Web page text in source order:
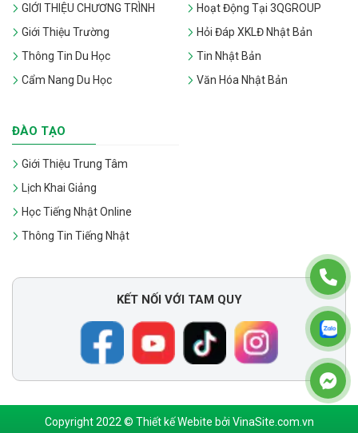
GIỚI THIỆU CHƯƠNG TRÌNH
Giới Thiệu Trường
Thông Tin Du Học
Cẩm Nang Du Học
Hoạt Động Tại 3QGROUP
Hỏi Đáp XKLĐ Nhật Bản
Tin Nhật Bản
Văn Hóa Nhật Bản
ĐÀO TẠO
Giới Thiệu Trung Tâm
Lịch Khai Giảng
Học Tiếng Nhật Online
Thông Tin Tiếng Nhật
KẾT NỐI VỚI TAM QUY
Copyright 2022 © Thiết kế Webite bởi VinaSite.com.vn